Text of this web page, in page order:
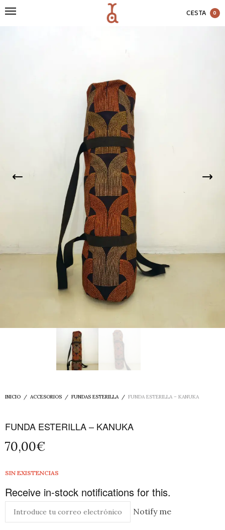
CESTA 0
INICIO / ACCESORIOS / FUNDAS ESTERILLA / FUNDA ESTERILLA – KANUKA
FUNDA ESTERILLA – KANUKA
70,00€
SIN EXISTENCIAS
Receive in-stock notifications for this.
Notify me